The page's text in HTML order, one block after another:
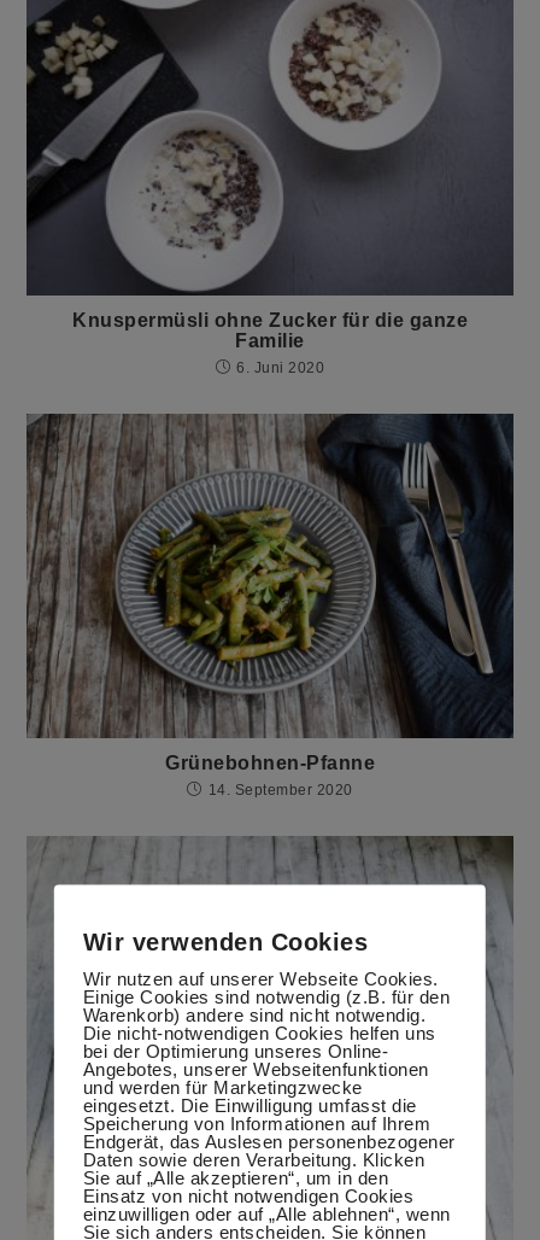
Knuspermüsli ohne Zucker für die ganze
Familie
6. Juni 2020
Grünebohnen-Pfanne
14. September 2020
Wir verwenden Cookies
Wir nutzen auf unserer Webseite Cookies.
Einige Cookies sind notwendig (z.B. für den
Warenkorb) andere sind nicht notwendig.
Die nicht-notwendigen Cookies helfen uns
bei der Optimierung unseres Online-
Angebotes, unserer Webseitenfunktionen
und werden für Marketingzwecke
eingesetzt. Die Einwilligung umfasst die
Speicherung von Informationen auf Ihrem
Endgerät, das Auslesen personenbezogener
Daten sowie deren Verarbeitung. Klicken
Sie auf „Alle akzeptieren“, um in den
Einsatz von nicht notwendigen Cookies
einzuwilligen oder auf „Alle ablehnen“, wenn
Sie sich anders entscheiden. Sie können